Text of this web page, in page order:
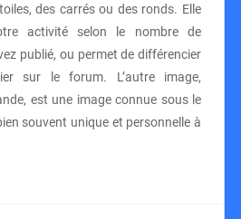
des carrés ou des ronds. Elle
activité selon le nombre de
publié, ou permet de différencier
sur le forum. L’autre image,
est une image connue sous le
souvent unique et personnelle à